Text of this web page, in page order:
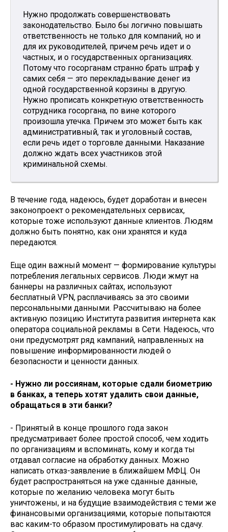
Нужно продолжать совершенствовать
законодательство. Было бы логично повышать
ответственность не только для компаний, но и
для их руководителей, причем речь идет и о
частных, и о государственных организациях.
Потому что госорганам странно брать штраф у
самих себя — это перекладывание денег из
одной государственной корзины в другую.
Нужно прописать конкретную ответственность
сотрудника госоргана, по вине которого
произошла утечка. Причем это может быть как
административный, так и уголовный состав,
если речь идет о торговле данными. Наказание
должно ждать всех участников этой
криминальной схемы.
В течение года, надеюсь, будет доработан и внесен
законопроект о рекомендательных сервисах,
которые тоже используют данные клиентов. Людям
должно быть понятно, как они хранятся и куда
передаются.
Еще один важный момент — формирование культуры
потребления легальных сервисов. Люди жмут на
баннеры на различных сайтах, используют
бесплатный VPN, расплачиваясь за это своими
персональными данными. Рассчитываю на более
активную позицию Института развития интернета как
оператора социальной рекламы в Сети. Надеюсь, что
они предусмотрят ряд кампаний, направленных на
повышение информированности людей о
безопасности и ценности данных.
- Нужно ли россиянам, которые сдали биометрию
в банках, а теперь хотят удалить свои данные,
обращаться в эти банки?
- Принятый в конце прошлого года закон
предусматривает более простой способ, чем ходить
по организациям и вспоминать, кому и когда ты
отдавал согласие на обработку данных. Можно
написать отказ-заявление в ближайшем МФЦ. Он
будет распространяться на уже сданные данные,
которые по желанию человека могут быть
уничтожены, и на будущие взаимодействия с теми же
финансовыми организациями, которые попытаются
вас каким-то образом простимулировать на сдачу.